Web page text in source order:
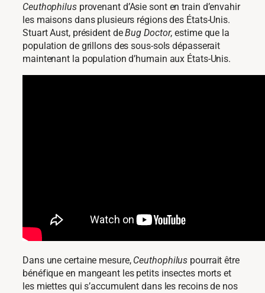
Ceuthophilusprovenant d’Asie sont en train d’envahir
les maisons dans plusieurs régions des États-Unis.
Stuart Aust, président deBug Doctor, estime que la
population de grillons des sous-sols dépasserait
maintenant la population d’humain aux États-Unis.
Dans une certaine mesure, Ceuthophilus pourrait être
bénéfique en mangeant les petits insectes morts et
les miettes qui s’accumulent dans les recoins de nos